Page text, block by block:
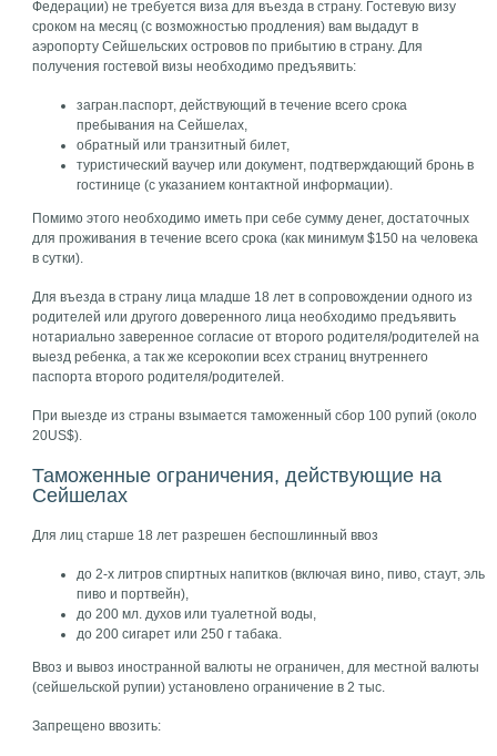
Федерации) не требуется виза для въезда в страну. Гостевую визу
сроком на месяц (с возможностью продления) вам выдадут в
аэропорту Сейшельских островов по прибытию в страну. Для
получения гостевой визы необходимо предъявить:
загран.паспорт, действующий в течение всего срока
пребывания на Сейшелах,
обратный или транзитный билет,
туристический ваучер или документ, подтверждающий бронь в
гостинице (с указанием контактной информации).
Помимо этого необходимо иметь при себе сумму денег, достаточных
для проживания в течение всего срока (как минимум $150 на человека
в сутки).
Для въезда в страну лица младше 18 лет в сопровождении одного из
родителей или другого доверенного лица необходимо предъявить
нотариально заверенное согласие от второго родителя/родителей на
выезд ребенка, а так же ксерокопии всех страниц внутреннего
паспорта второго родителя/родителей.
При выезде из страны взымается таможенный сбор 100 рупий (около
20US$).
Таможенные ограничения, действующие на
Сейшелах
Для лиц старше 18 лет разрешен беспошлинный ввоз
до 2-х литров спиртных напитков (включая вино, пиво, стаут, эль
пиво и портвейн),
до 200 мл. духов или туалетной воды,
до 200 сигарет или 250 г табака.
Ввоз и вывоз иностранной валюты не ограничен, для местной валюты
(сейшельской рупии) установлено ограничение в 2 тыс.
Запрещено ввозить: